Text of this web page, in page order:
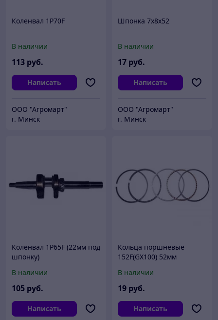
Коленвал 1P70F
В наличии
113 руб.
Написать
ООО "Агромарт"
г. Минск
Шпонка 7x8x52
В наличии
17 руб.
Написать
ООО "Агромарт"
г. Минск
Коленвал 1P65F (22мм под
шпонку)
В наличии
105 руб.
Написать
Кольца поршневые
152F(GX100) 52мм
В наличии
19 руб.
Написать